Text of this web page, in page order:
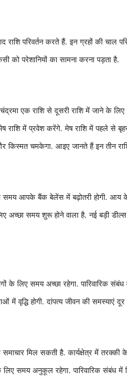
परिवर्तन करते हैं. इन ग्रहों की चाल
को परेशानियों का सामना करना पड़ता है.
एक राशि से दूसरी राशि में जाने के
राशि में प्रवेश करेंगे. मेष राशि में पहले से
किस्मत चमकेगा. आइए जानते हैं इन तीन
समय आपके बैंक बेलेंस में बढ़ोतरी होगी. आय
समय शुरू होने वाला है. नई बड़ी
के लिए समय अच्छा रहेगा. पारिवारिक
होगी. दांपत्य जीवन की समस्याएं दूर
मिल सकती है. कार्यक्षेत्र में तरक्की
समय अनुकूल रहेगा. पारिवारिक संबंध में